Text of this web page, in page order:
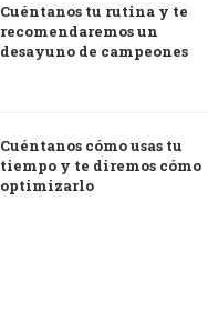
Cuéntanos tu rutina y te
recomendaremos un
desayuno de campeones
Cuéntanos cómo usas tu
tiempo y te diremos cómo
optimizarlo